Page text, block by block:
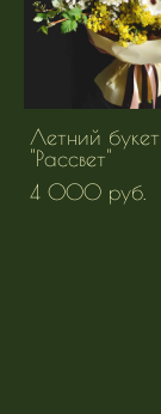
Летний букет
"Рассвет"
4 000 pуб.